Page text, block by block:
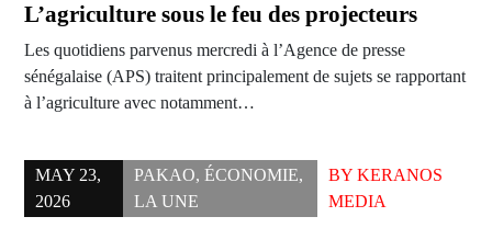
L’agriculture sous le feu des projecteurs
Les quotidiens parvenus mercredi à l’Agence de presse
sénégalaise (APS) traitent principalement de sujets se rapportant
à l’agriculture avec notamment…
MAY 23,
2026
PAKAO, ÉCONOMIE,
LA UNE
BYKERANOS
MEDIA